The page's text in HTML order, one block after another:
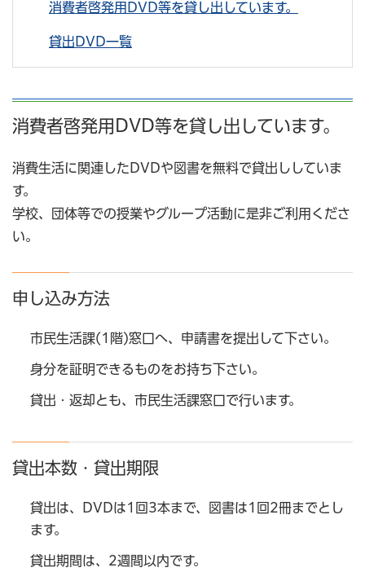
消費者啓発用DVD等を貸し出しています。
貸出DVD一覧
消費者啓発用DVD等を貸し出しています。
消費生活に関連したDVDや図書を無料で貸出ししていま
す。
学校、団体等での授業やグループ活動に是非ご利用くださ
い。
申し込み方法
市民生活課(1階)窓口へ、申請書を提出して下さい。
身分を証明できるものをお持ち下さい。
貸出・返却とも、市民生活課窓口で行います。
貸出本数・貸出期限
貸出は、DVDは1回3本まで、図書は1回2冊までとし
ます。
貸出期間は、2週間以内です。